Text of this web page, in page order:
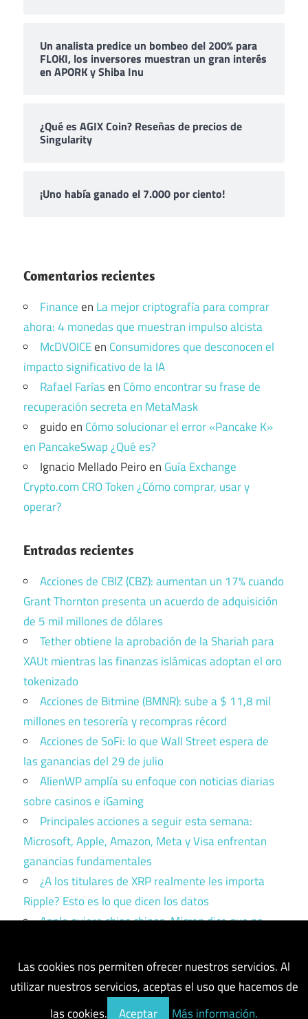
Un analista predice un bombeo del 200% para
FLOKI, los inversores muestran un gran interés
en APORK y Shiba Inu
¿Qué es AGIX Coin? Reseñas de precios de
Singularity
¡Uno había ganado el 7.000 por ciento!
Comentarios recientes
Financeen La mejor criptografía para comprar
ahora: 4 monedas que muestran impulso alcista
McDVOICEen Consumidores que desconocen el
impacto significativo de la IA
Rafael Faríasen Cómo encontrar su frase de
recuperación secreta en MetaMask
guidoen Cómo solucionar el error «Pancake K»
en PancakeSwap ¿Qué es?
Ignacio Mellado Peiroen Guía Exchange
Crypto.com CRO Token ¿Cómo comprar, usar y
operar?
Entradas recientes
Acciones de CBIZ (CBZ): aumentan un 17% cuando
Grant Thornton presenta un acuerdo de adquisición
de 5 mil millones de dólares
Tether obtiene la aprobación de la Shariah para
XAUt mientras las finanzas islámicas adoptan el oro
tokenizado
Acciones de Bitmine (BMNR): sube a $ 11,8 mil
millones en tesorería y recompras récord
Acciones de SoFi: lo que Wall Street espera de
las ganancias del 29 de julio
AlienWP amplía su enfoque con noticias diarias
sobre casinos e iGaming
Principales acciones a seguir esta semana:
Microsoft, Apple, Amazon, Meta y Visa enfrentan
ganancias fundamentales
¿A los titulares de XRP realmente les importa
Ripple? Esto es lo que dicen los datos
Apple quiere chips chinos. Micron dice que no.
Las cookies nos permiten ofrecer nuestros servicios. Al
utilizar nuestros servicios, aceptas el uso que hacemos de
las cookies.
Aceptar Más información.